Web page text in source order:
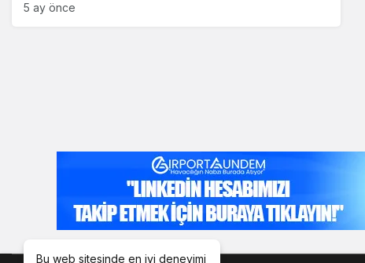
5 ay önce
Bu web sitesinde en iyi deneyimi